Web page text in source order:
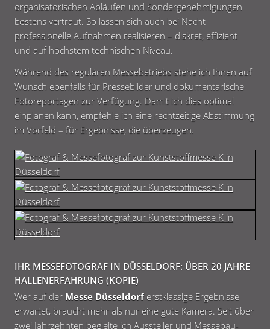
organisatorischen Abläufen und Sondergenehmigungen
bestens vertraut. So lassen sich auch bei Nacht
professionelle Aufnahmen realisieren – diskret, effizient
und auf höchstem technischen Niveau.
Während des regulären Messebetriebs stehe ich Ihnen auf
Wunsch ebenfalls für Pressebilder und dokumentarische
Fotoreportagen zur Verfügung. Damit ich dies optimal
einplanen kann, empfehle ich eine rechtzeitige Abstimmung
im Vorfeld – für Ergebnisse, die überzeugen.
IHR MESSEFOTOGRAF IN DÜSSELDORF: ÜBER 20 JAHRE
HALLENERFAHRUNG (KOPIE)
Wer auf der Messe Düsseldorferstklassige Ergebnisse
erwartet, braucht mehr als nur eine gute Kamera. Seit über
zwei Jahrzehnten begleite ich Aussteller und Messebau-